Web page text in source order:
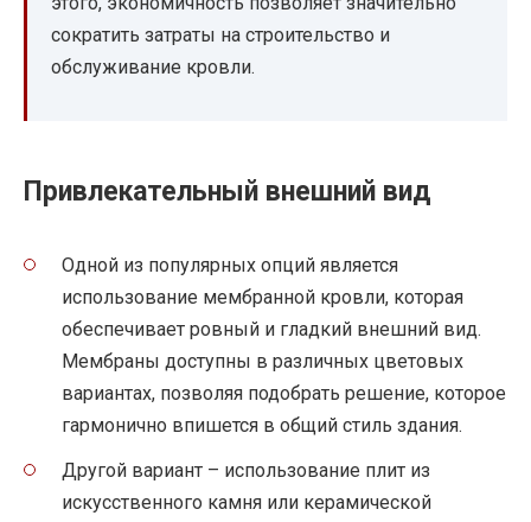
сократить затраты на строительство и
обслуживание кровли.
Привлекательный внешний вид
Одной из популярных опций является
использование мембранной кровли, которая
обеспечивает ровный и гладкий внешний вид.
Мембраны доступны в различных цветовых
вариантах, позволяя подобрать решение, которое
гармонично впишется в общий стиль здания.
Другой вариант – использование плит из
искусственного камня или керамической